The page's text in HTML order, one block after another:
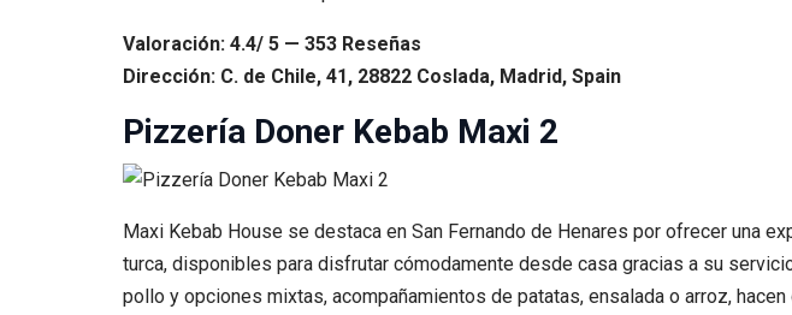
Valoración: 4.4/ 5 — 353 Reseñas
Dirección: C. de Chile, 41, 28822 Coslada, Madrid, Spain
Pizzería Doner Kebab Maxi 2
Maxi Kebab House se destaca en San Fernando de Henares por ofrecer una
turca, disponibles para disfrutar cómodamente desde casa gracias a su
pollo y opciones mixtas, acompañamientos de patatas, ensalada o arroz,